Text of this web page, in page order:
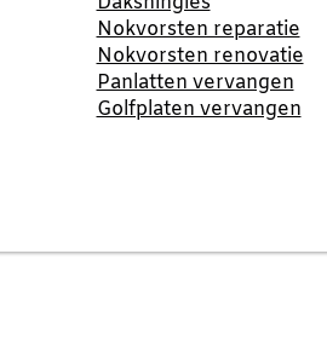
Nokvorsten reparatie
Nokvorsten renovatie
Panlatten vervangen
Golfplaten vervangen